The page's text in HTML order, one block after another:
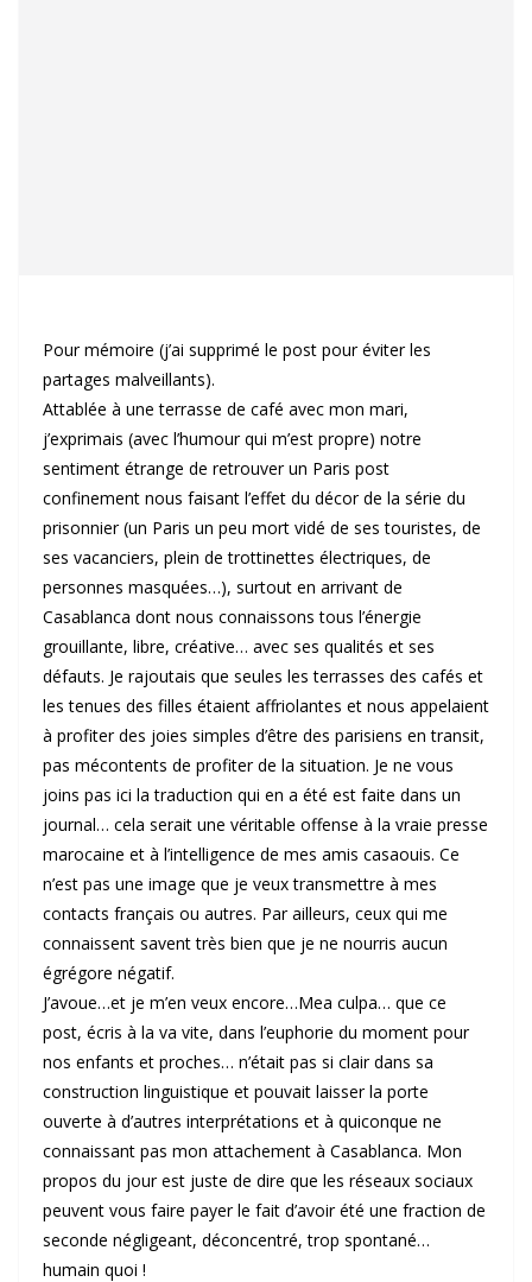
Pour mémoire (j’ai supprimé le post pour éviter les
partages malveillants).
Attablée à une terrasse de café avec mon mari,
j’exprimais (avec l’humour qui m’est propre) notre
sentiment étrange de retrouver un Paris post
confinement nous faisant l’effet du décor de la série du
prisonnier (un Paris un peu mort vidé de ses touristes, de
ses vacanciers, plein de trottinettes électriques, de
personnes masquées…), surtout en arrivant de
Casablanca dont nous connaissons tous l’énergie
grouillante, libre, créative… avec ses qualités et ses
défauts. Je rajoutais que seules les terrasses des cafés et
les tenues des filles étaient affriolantes et nous appelaient
à profiter des joies simples d’être des parisiens en transit,
pas mécontents de profiter de la situation. Je ne vous
joins pas ici la traduction qui en a été est faite dans un
journal… cela serait une véritable offense à la vraie presse
marocaine et à l’intelligence de mes amis casaouis. Ce
n’est pas une image que je veux transmettre à mes
contacts français ou autres. Par ailleurs, ceux qui me
connaissent savent très bien que je ne nourris aucun
égrégore négatif.
J’avoue…et je m’en veux encore…Mea culpa… que ce
post, écris à la va vite, dans l’euphorie du moment pour
nos enfants et proches… n’était pas si clair dans sa
construction linguistique et pouvait laisser la porte
ouverte à d’autres interprétations et à quiconque ne
connaissant pas mon attachement à Casablanca. Mon
propos du jour est juste de dire que les réseaux sociaux
peuvent vous faire payer le fait d’avoir été une fraction de
seconde négligeant, déconcentré, trop spontané…
humain quoi !